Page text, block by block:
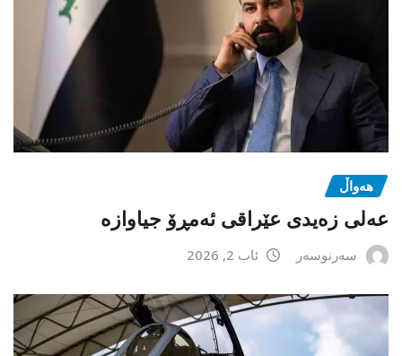
هەواڵ
عەلی زەیدی عێراقی ئەمڕۆ جیاوازە
سەرنوسەر ئاب 2, 2026